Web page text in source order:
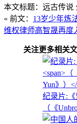
本文标题：远古传说
« 前文： 13岁少年炼
维权律师高智晟再度
关注更多相关文
纪录片:《
（《